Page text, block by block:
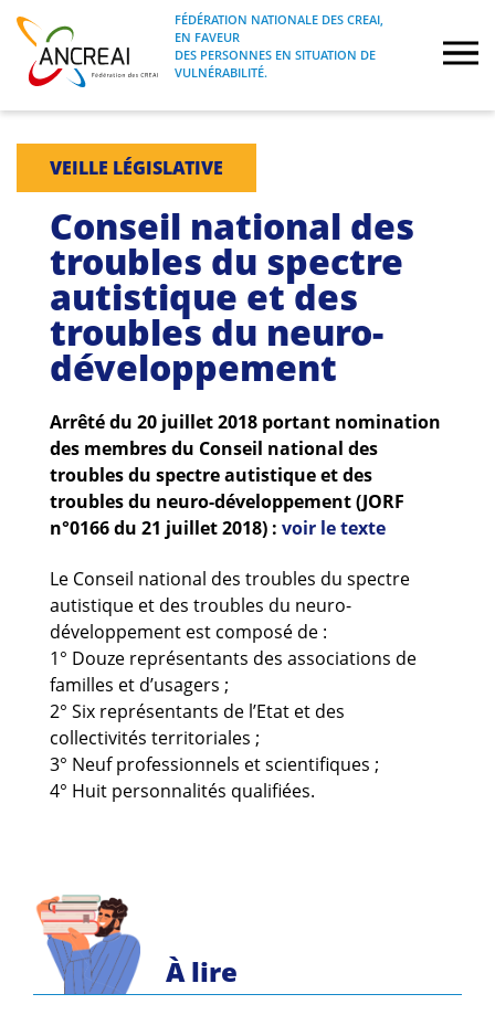
Skip
content
ANCREAI
FÉDÉRATION NATIONALE DES CREAI, EN
FAVEUR DES PERSONNES EN SITUATION
FÉDÉRATION NATIONALE DES CREAI,
EN FAVEUR
DES PERSONNES EN SITUATION DE
VULNÉRABILITÉ.
À propos
Journées nationales
Formations
Projets Fédéraux
Espace emploi
Guides et outils
ARSENE
VEILLE LÉGISLATIVE
Conseil national des
troubles du spectre
autistique et des
troubles du neuro-
développement
Arrêté du 20 juillet 2018 portant nomination
des membres du Conseil national des
troubles du spectre autistique et des
troubles du neuro-développement (JORF
n°0166 du 21 juillet 2018) : voir le texte
Le Conseil national des troubles du spectre
autistique et des troubles du neuro-
développement est composé de :
1° Douze représentants des associations de
familles et d’usagers ;
2° Six représentants de l’Etat et des
collectivités territoriales ;
3° Neuf professionnels et scientifiques ;
4° Huit personnalités qualifiées.
À lire